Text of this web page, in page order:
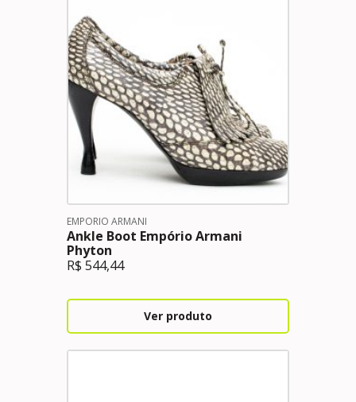
EMPORIO ARMANI
Ankle Boot Empório Armani
Phyton
R$ 544,44
Ver produto